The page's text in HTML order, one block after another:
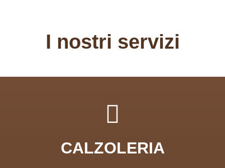
I nostri servizi
CALZOLERIA